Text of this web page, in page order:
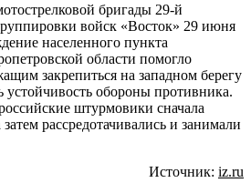
бригады 29-й
войск «Восток» 29 июня
населенного пункта
области помогло
закрепиться на западном берегу
обороны противника.
штурмовики сначала
рассредотачивались и занимали
Источник: iz.ru